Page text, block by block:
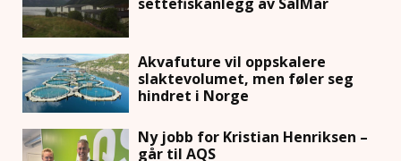
Akvafuture vil oppskalere
slaktevolumet, men føler seg
hindret i Norge
Ny jobb for Kristian Henriksen –
går til AQS